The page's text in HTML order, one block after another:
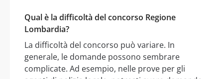
Qual è la difficoltà del concorso Regione
Lombardia?
La difficoltà del concorso può variare. In
generale, le domande possono sembrare
complicate. Ad esempio, nelle prove per gli